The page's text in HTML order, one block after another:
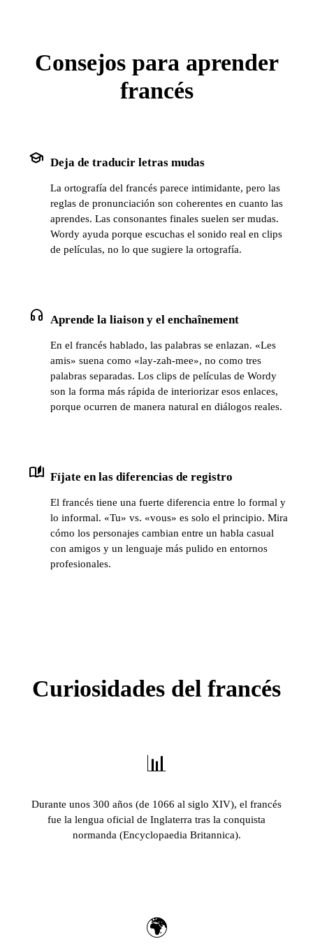
Consejos para aprender
francés
school Deja de traducir letras mudas
La ortografía del francés parece intimidante, pero las
reglas de pronunciación son coherentes en cuanto las
aprendes. Las consonantes finales suelen ser mudas.
Wordy ayuda porque escuchas el sonido real en clips
de películas, no lo que sugiere la ortografía.
headphones Aprende la liaison y el enchaînement
En el francés hablado, las palabras se enlazan. «Les
amis» suena como «lay-zah-mee», no como tres
palabras separadas. Los clips de películas de Wordy
son la forma más rápida de interiorizar esos enlaces,
porque ocurren de manera natural en diálogos reales.
auto_stories Fíjate en las diferencias de registro
El francés tiene una fuerte diferencia entre lo formal y
lo informal. «Tu» vs. «vous» es solo el principio. Mira
cómo los personajes cambian entre un habla casual
con amigos y un lenguaje más pulido en entornos
profesionales.
Curiosidades del francés
📊
Durante unos 300 años (de 1066 al siglo XIV), el francés
fue la lengua oficial de Inglaterra tras la conquista
normanda (Encyclopaedia Britannica).
🌍